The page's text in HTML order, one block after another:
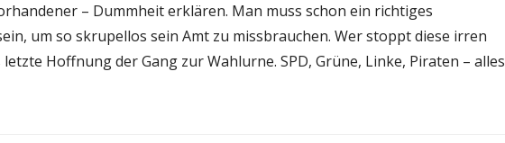
– Dummheit erklären. Man muss schon ein richtiges
um so skrupellos sein Amt zu missbrauchen. Wer stoppt diese irren
Hoffnung der Gang zur Wahlurne. SPD, Grüne, Linke, Piraten – alles